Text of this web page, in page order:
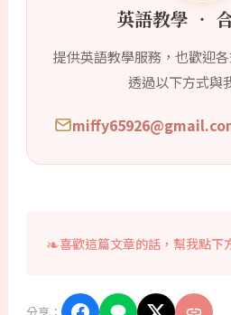
英語教學 ‧
提供英語教學服務，也歡迎
透過以下方式與
喜歡這篇文章的話，幫我點下